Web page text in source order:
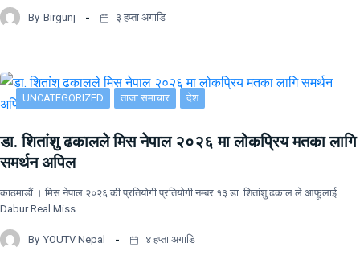
By Birgunj ३ हप्ता अगाडि
UNCATEGORIZED ताजा समाचार देश
डा. शितांशु ढकालले मिस नेपाल २०२६ मा लोकप्रिय मतका लागि
समर्थन अपिल
काठमाडौं । मिस नेपाल २०२६ की प्रतियोगी प्रतियोगी नम्बर १३ डा. शितांशु ढकाल ले आफूलाई
Dabur Real Miss…
By YOUTV Nepal ४ हप्ता अगाडि